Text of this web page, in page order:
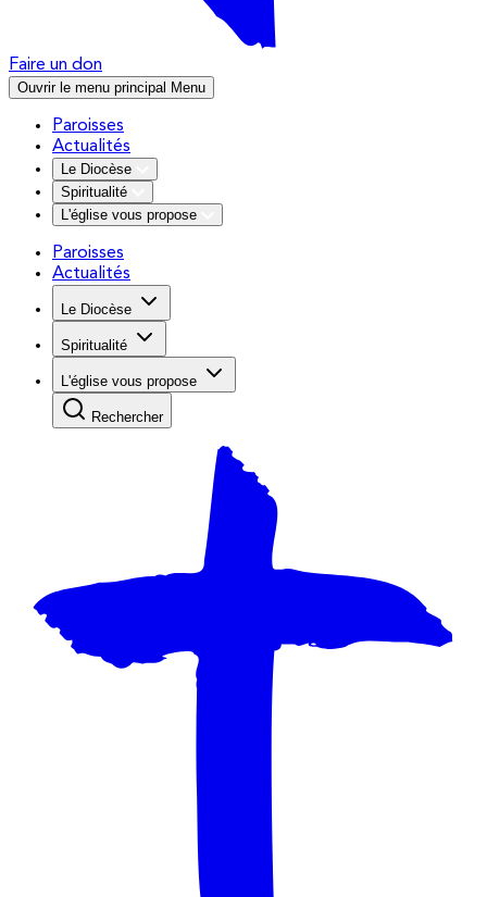
Faire un don
Ouvrir le menu principal Menu
Paroisses
Actualités
Le Diocèse
Spiritualité
L'église vous propose
Paroisses
Actualités
Le Diocèse
Spiritualité
L'église vous propose
Rechercher